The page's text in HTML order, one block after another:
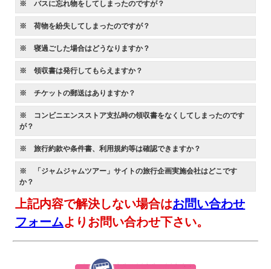
※ バスに忘れ物をしてしまったのですが？
※ 荷物を紛失してしまったのですが？
※ 寝過ごした場合はどうなりますか？
※ 領収書は発行してもらえますか？
※ チケットの郵送はありますか？
※ コンビニエンスストア支払時の領収書をなくしてしまったのです
が？
※ 旅行約款や条件書、利用規約等は確認できますか？
※ 「ジャムジャムツアー」サイトの旅行企画実施会社はどこです
か？
上記内容で解決しない場合はお問い合わせ
フォームよりお問い合わせ下さい。